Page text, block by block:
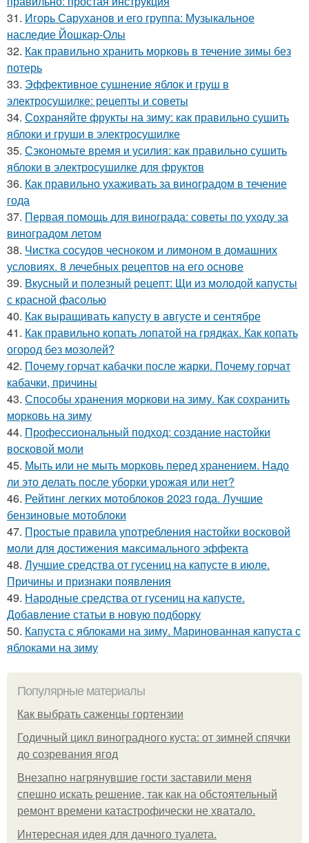
31. Игорь Саруханов и его группа: Музыкальное
наследие Йошкар-Олы
32. Как правильно хранить морковь в течение зимы без
потерь
33. Эффективное сушнение яблок и груш в
электросушилке: рецепты и советы
34. Сохраняйте фрукты на зиму: как правильно сушить
яблоки и груши в электросушилке
35. Сэкономьте время и усилия: как правильно сушить
яблоки в электросушилке для фруктов
36. Как правильно ухаживать за виноградом в течение
года
37. Первая помощь для винограда: советы по уходу за
виноградом летом
38. Чистка сосудов чесноком и лимоном в домашних
условиях. 8 лечебных рецептов на его основе
39. Вкусный и полезный рецепт: Щи из молодой капусты
с красной фасолью
40. Как выращивать капусту в августе и сентябре
41. Как правильно копать лопатой на грядках. Как копать
огород без мозолей?
42. Почему горчат кабачки после жарки. Почему горчат
кабачки, причины
43. Способы хранения моркови на зиму. Как сохранить
морковь на зиму
44. Профессиональный подход: создание настойки
восковой моли
45. Мыть или не мыть морковь перед хранением. Надо
ли это делать после уборки урожая или нет?
46. Рейтинг легких мотоблоков 2023 года. Лучшие
бензиновые мотоблоки
47. Простые правила употребления настойки восковой
моли для достижения максимального эффекта
48. Лучшие средства от гусениц на капусте в июле.
Причины и признаки появления
49. Народные средства от гусениц на капусте.
Добавление статьи в новую подборку
50. Капуста с яблоками на зиму. Маринованная капуста с
яблоками на зиму
Популярные материалы
Как выбрать саженцы гортензии
Годичный цикл виноградного куста: от зимней спячки
до созревания ягод
Внезапно нагрянувшие гости заставили меня
спешно искать решение, так как на обстоятельный
ремонт времени катастрофически не хватало.
Интересная идея для дачного туалета.